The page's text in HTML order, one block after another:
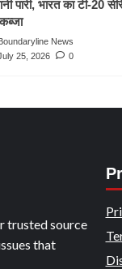
पारी, भारत का टी-20
Boundaryline News
25, 2026
0
trusted source
that